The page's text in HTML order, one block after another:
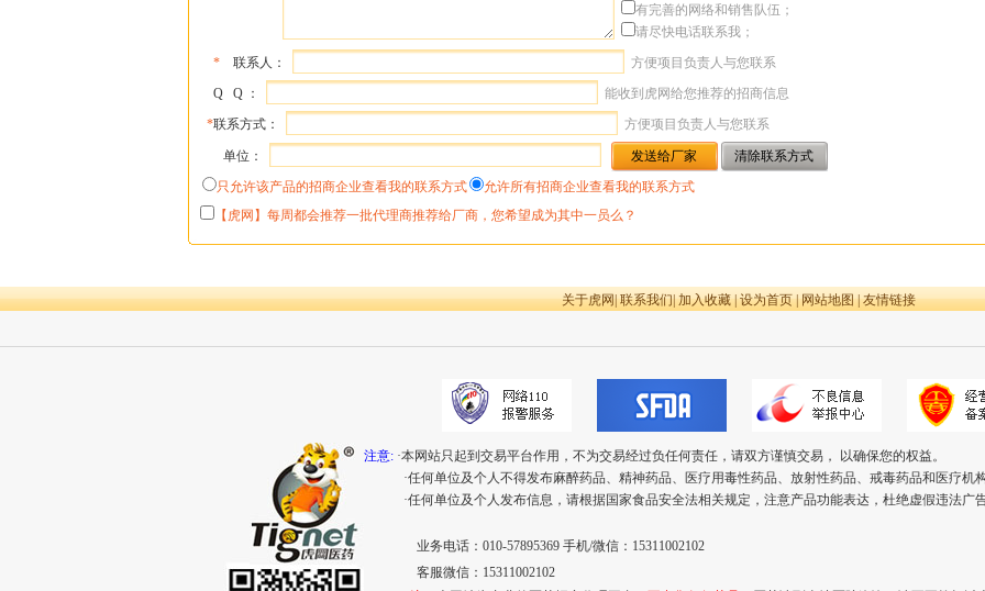
有完善的网络和销售队伍；
请尽快电话联系我；
*联系人：
方便项目负责人与您联系
Q Q ：
能收到虎网给您推荐的招商信息
*联系方式： 方便项目负责人与您联系
单位：
只允许该产品的招商企业查看我的联系方式
允许所有招商企业查看我的联系方式
【虎网】每周都会推荐一批代理商推荐给厂商，您希望成为其中一员么？
关于虎网|联系我们|加入收藏|设为首页|网站地图|友情链接
注意:·本网站只起到交易平台作用，不为交易经过负任何责任，请双方谨慎交易， 以确保您的权益。
·任何单位及个人不得发布麻醉药品、精神药品、医疗用毒性药品、放射性药品、戒毒药品和医疗机
·任何单位及个人发布信息，请根据国家食品安全法相关规定，注意产品功能表达，杜绝虚假违法广
业务电话：010-57895369 手机/微信：15311002102
客服微信：15311002102